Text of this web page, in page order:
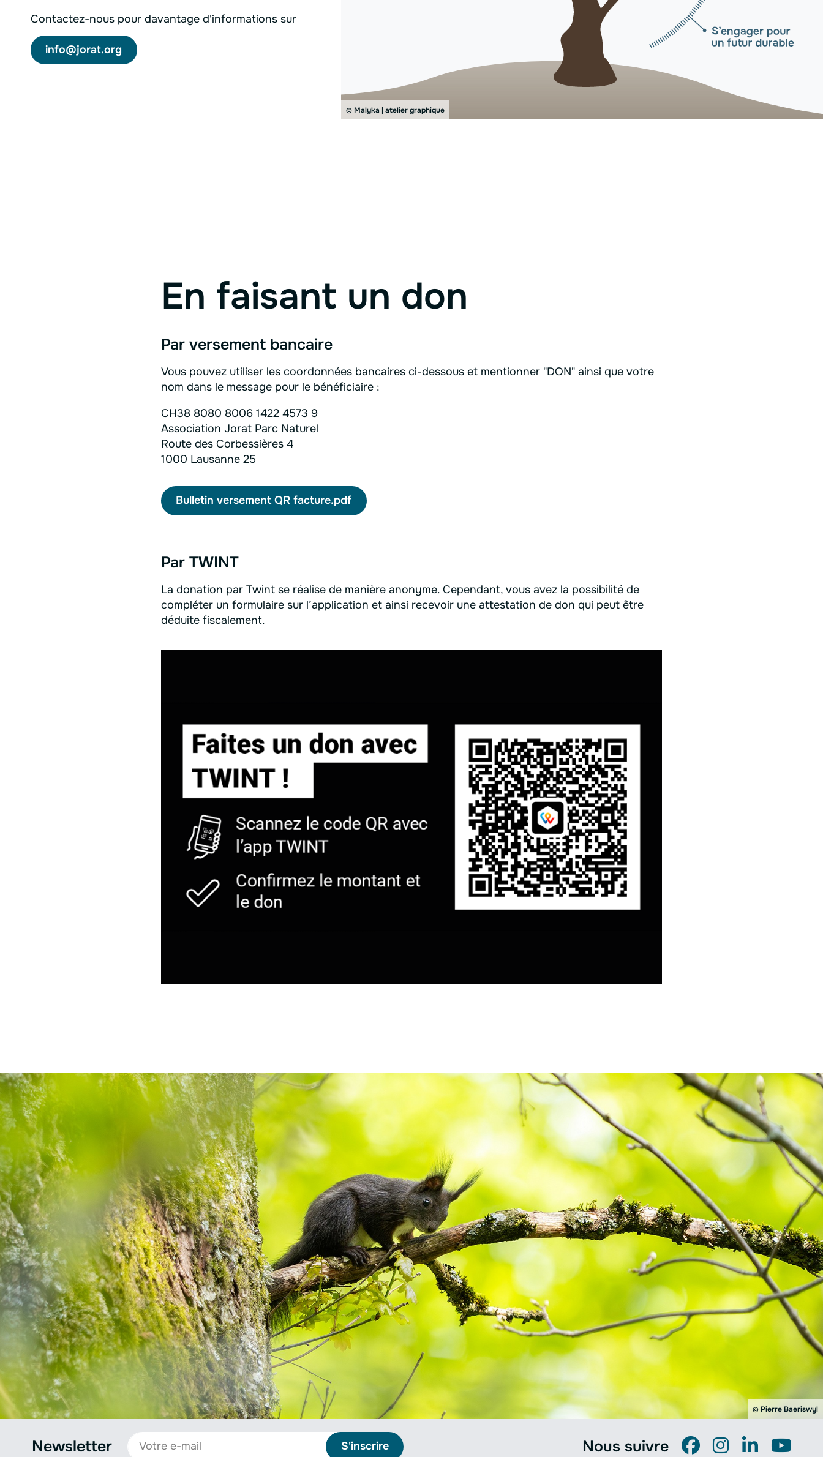
Contactez-nous pour davantage d'informations sur
info@jorat.org
©Malyka | atelier graphique
En faisant un don
Par versement bancaire
Vous pouvez utiliser les coordonnées bancaires ci-dessous et mentionner "DON" ainsi que votre
nom dans le message pour le bénéficiaire :
CH38 8080 8006 1422 4573 9
Association Jorat Parc Naturel
Route des Corbessières 4
1000 Lausanne 25
Bulletin versement QR facture.pdf
Par TWINT
La donation par Twint se réalise de manière anonyme. Cependant, vous avez la possibilité de
compléter un formulaire sur l’application et ainsi recevoir une attestation de don qui peut être
déduite fiscalement.
© Pierre Baeriswyl
Newsletter S'inscrire Nous suivre